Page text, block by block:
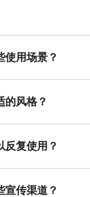
使用场景？
的风格？
反复使用？
宣传渠道？